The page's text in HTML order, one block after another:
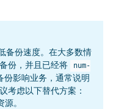
备份速度。在大多数情
份，并且已经将
num-
份影响业务，通常说明
考虑以下替代方案：
。